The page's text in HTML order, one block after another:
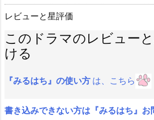
レビューと星評価
このドラマのレビュー
ける
『みるはち』の使い方 は、こちら
書き込みできない方は『みるはち』お